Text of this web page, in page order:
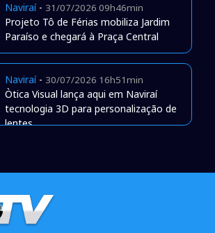
Naviraí- 31/07/2026 09h46min
Projeto Tô de Férias mobiliza Jardim
Paraíso e chegará à Praça Central
Naviraí- 30/07/2026 16h51min
Òtica Visual lança aqui em Naviraí
tecnologia 3D para personalização de
lentes